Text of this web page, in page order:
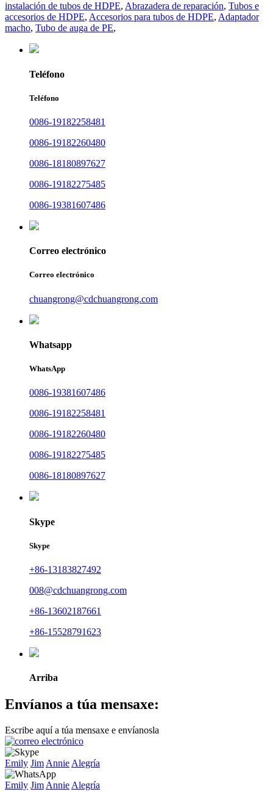
instalación de tubos de HDPE, Abrazadera de reparación, Tubos e
accesorios de HDPE, Accesorios para tubos de HDPE, Adaptador
macho, Tubo de auga de PE,
Teléfono
Teléfono
0086-19182258481
0086-19182260480
0086-18180897627
0086-19182275485
0086-19381607486
Correo electrónico
Correo electrónico
chuangrong@cdchuangrong.com
Whatsapp
WhatsApp
0086-19381607486
0086-19182258481
0086-19182260480
0086-19182275485
0086-18180897627
Skype
Skype
+86-13183827492
008@cdchuangrong.com
+86-13602187661
+86-15528791623
Arriba
Envíanos a túa mensaxe:
Escribe aquí a túa mensaxe e envíanosla
Emily Jim Annie Alegría
Emily Jim Annie Alegría